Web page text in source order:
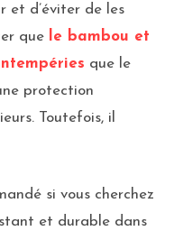
et d’éviter de les
que
le bambou et
que le
protection
Toutefois, il
si vous cherchez
et durable dans